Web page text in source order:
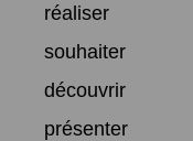
réaliser
souhaiter
découvrir
présenter